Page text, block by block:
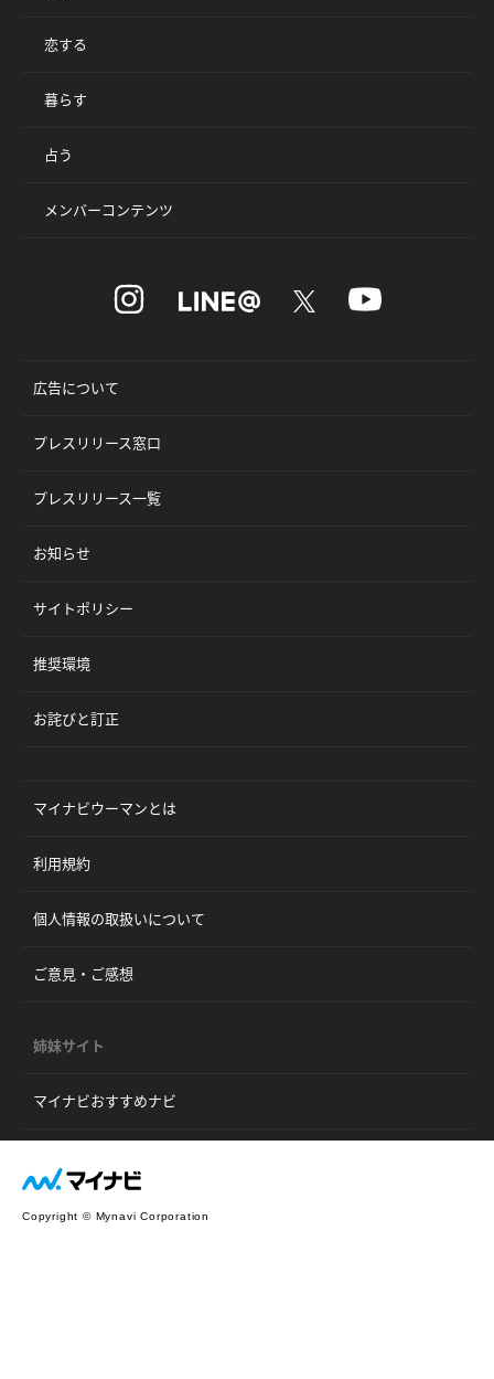
恋する
暮らす
占う
メンバーコンテンツ
広告について
プレスリリース窓口
プレスリリース一覧
お知らせ
サイトポリシー
推奨環境
お詫びと訂正
マイナビウーマンとは
利用規約
個人情報の取扱いについて
ご意見・ご感想
姉妹サイト
マイナビおすすめナビ
Copyright © Mynavi Corporation